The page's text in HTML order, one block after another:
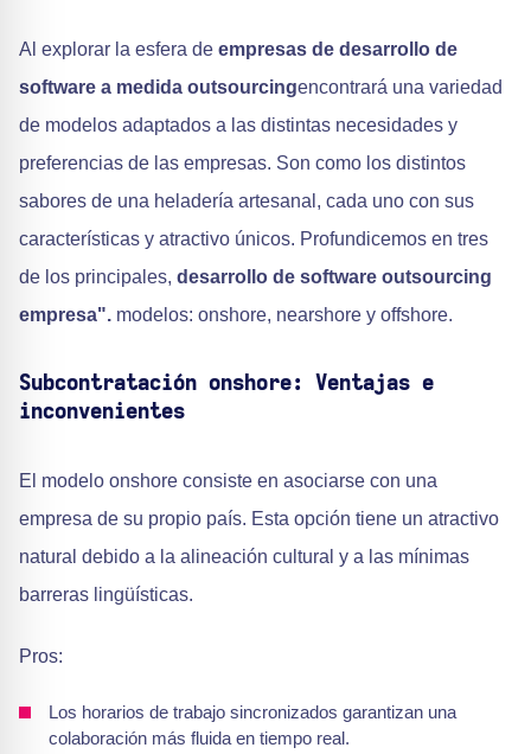
Al explorar la esfera de empresas de desarrollo de
software a medida outsourcingencontrará una variedad
de modelos adaptados a las distintas necesidades y
preferencias de las empresas. Son como los distintos
sabores de una heladería artesanal, cada uno con sus
características y atractivo únicos. Profundicemos en tres
de los principales, desarrollo de software outsourcing
empresa". modelos: onshore, nearshore y offshore.
Subcontratación onshore: Ventajas e
inconvenientes
El modelo onshore consiste en asociarse con una
empresa de su propio país. Esta opción tiene un atractivo
natural debido a la alineación cultural y a las mínimas
barreras lingüísticas.
Pros:
Los horarios de trabajo sincronizados garantizan una
colaboración más fluida en tiempo real.